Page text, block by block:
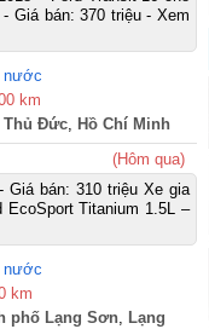
Giá bán: 370 triệu - Xem
nước
km
Thủ Đức, Hồ Chí Minh
(Hôm qua)
Giá bán: 310 triệu Xe gia
Titanium 1.5L –
nước
km
phố Lạng Sơn, Lạng